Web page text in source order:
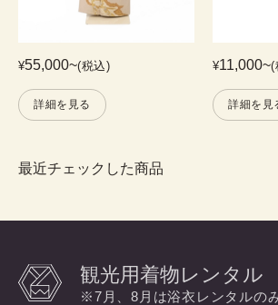
¥55,000~(税込)
詳細を見る
¥11,000~(
詳細を見
最近チェックした商品
観光用着物レンタル
※7月、8月は浴衣レンタルの